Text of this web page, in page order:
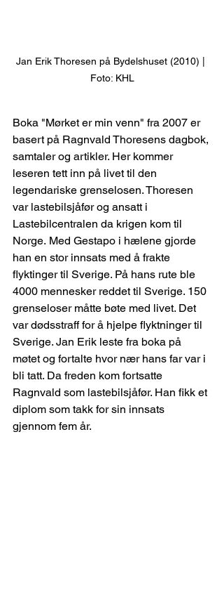
Jan Erik Thoresen på Bydelshuset (2010) |
Foto: KHL
Boka "Mørket er min venn" fra 2007 er
basert på Ragnvald Thoresens dagbok,
samtaler og artikler. Her kommer
leseren tett inn på livet til den
legendariske grenselosen. Thoresen
var lastebilsjåfør og ansatt i
Lastebilcentralen da krigen kom til
Norge. Med Gestapo i hælene gjorde
han en stor innsats med å frakte
flyktinger til Sverige. På hans rute ble
4000 mennesker reddet til Sverige. 150
grenseloser måtte bøte med livet. Det
var dødsstraff for å hjelpe flyktninger til
Sverige. Jan Erik leste fra boka på
møtet og fortalte hvor nær hans far var i
bli tatt. Da freden kom fortsatte
Ragnvald som lastebilsjåfør. Han fikk et
diplom som takk for sin innsats
gjennom fem år.